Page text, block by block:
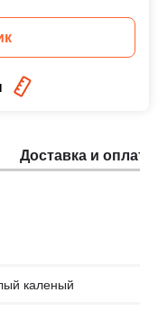
Доставка и оплата
каленый